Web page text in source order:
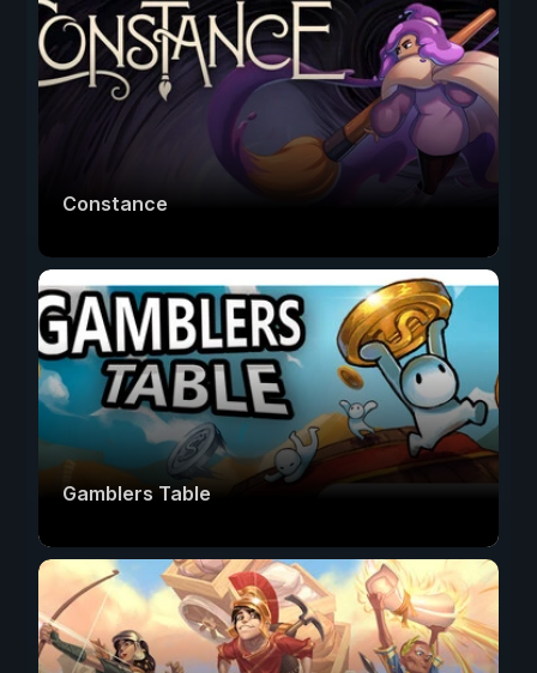
Constance
Gamblers Table